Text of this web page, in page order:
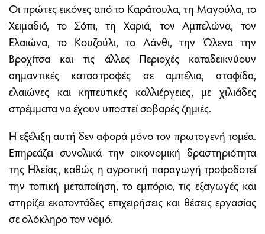
Οι πρώτες εικόνες από το Καράτουλα, τη Μαγούλα, το
Χειμαδιό, το Σόπι, τη Χαριά, τον Αμπελώνα, τον
Ελαιώνα, το Κουζούλι, το Λάνθι, την Ώλενα την
Βροχίτσα και τις άλλες Περιοχές καταδεικνύουν
σημαντικές καταστροφές σε αμπέλια, σταφίδα,
ελαιώνες και κηπευτικές καλλιέργειες, με χιλιάδες
στρέμματα να έχουν υποστεί σοβαρές ζημιές.
Η εξέλιξη αυτή δεν αφορά μόνο τον πρωτογενή τομέα.
Επηρεάζει συνολικά την οικονομική δραστηριότητα
της Ηλείας, καθώς η αγροτική παραγωγή τροφοδοτεί
την τοπική μεταποίηση, το εμπόριο, τις εξαγωγές και
στηρίζει εκατοντάδες επιχειρήσεις και θέσεις εργασίας
σε ολόκληρο τον νομό.